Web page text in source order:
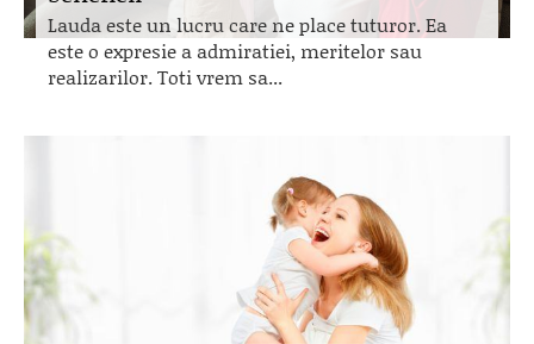
Lauda este un lucru care ne place tuturor. Ea
este o expresie a admiratiei, meritelor sau
realizarilor. Toti vrem sa...